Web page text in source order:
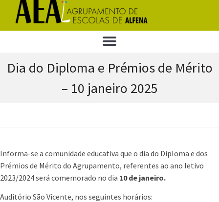
Dia do Diploma e Prémios de Mérito
– 10 janeiro 2025
Informa-se a comunidade educativa que o dia do Diploma e dos
Prémios de Mérito do Agrupamento, referentes ao ano letivo
2023/2024 será comemorado no dia 10 de janeiro.
Auditório São Vicente, nos seguintes horários: